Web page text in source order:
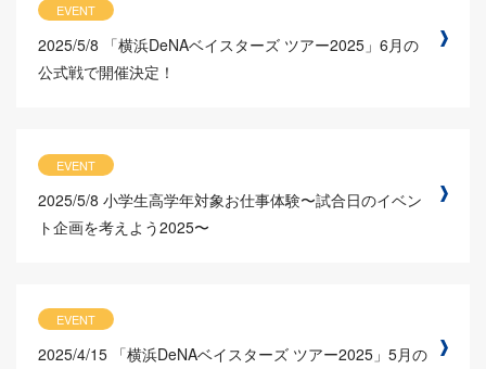
EVENT
2025/5/8
「横浜DeNAベイスターズ ツアー2025」6月の
公式戦で開催決定！
EVENT
2025/5/8 小学生高学年対象お仕事体験〜試合日のイベン
ト企画を考えよう2025〜
EVENT
2025/4/15 「横浜DeNAベイスターズ ツアー2025」5月の